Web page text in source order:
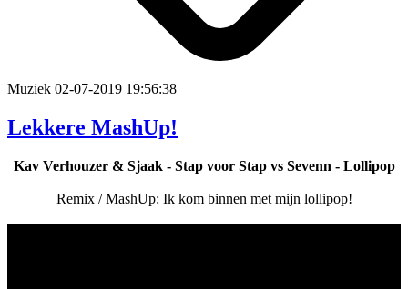
Muziek 02-07-2019 19:56:38
Lekkere MashUp!
Kav Verhouzer & Sjaak - Stap voor Stap vs Sevenn - Lollipop
Remix / MashUp: Ik kom binnen met mijn lollipop!